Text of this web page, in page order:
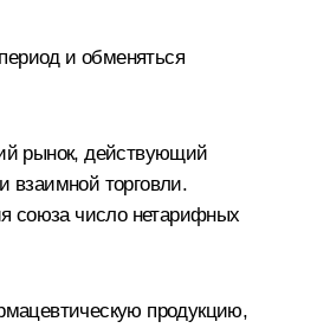
и обменяться
рынок, действующий
взаимной торговли.
союза число нетарифных
продукцию,